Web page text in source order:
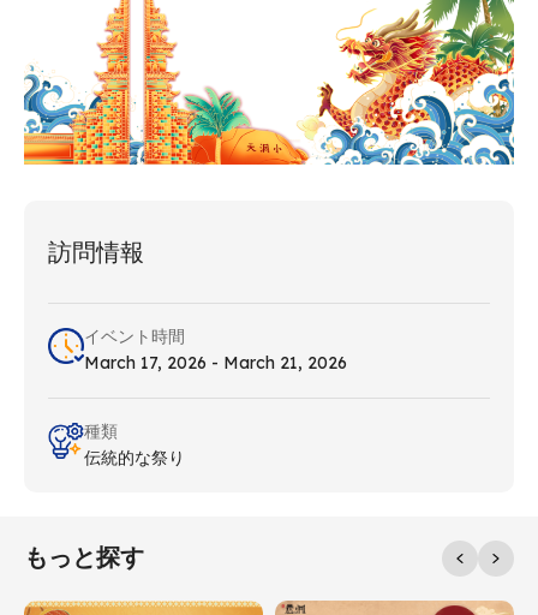
訪問情報
イベント時間
March 17, 2026 - March 21, 2026
種類
伝統的な祭り
もっと探す